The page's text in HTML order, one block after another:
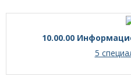
10.00.00
5